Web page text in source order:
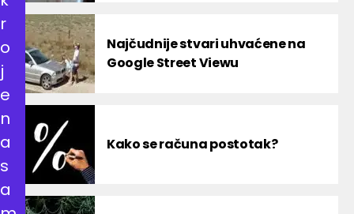
Najčudnije stvari uhvaćene na
Google Street Viewu
Kako se računa postotak?
r
o
j
e
n
a
s
a